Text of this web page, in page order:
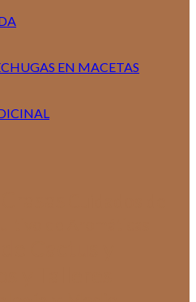
EN MACETAS